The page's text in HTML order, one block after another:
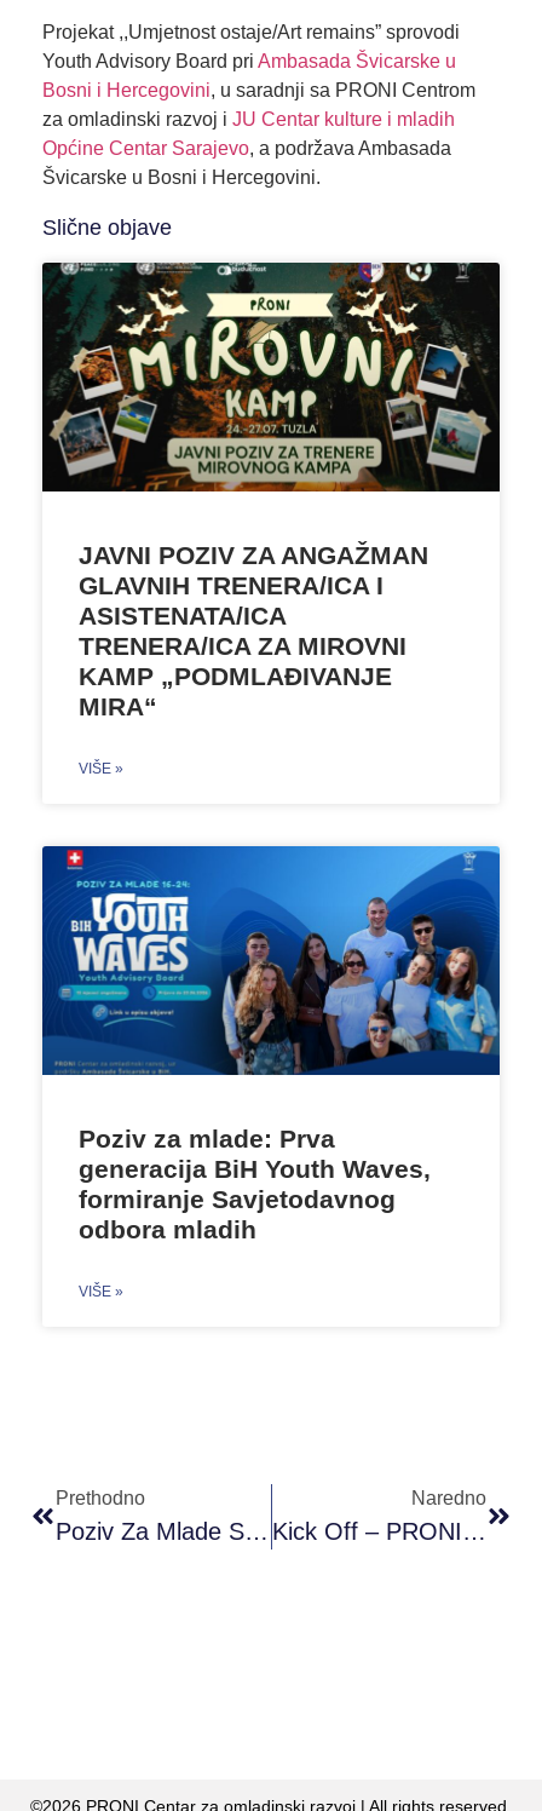
Projekat ,,Umjetnost ostaje/Art remains” sprovodi
Youth Advisory Board pri Ambasada Švicarske u
Bosni i Hercegovini, u saradnji sa PRONI Centrom
za omladinski razvoj i JU Centar kulture i mladih
Općine Centar Sarajevo, a podržava Ambasada
Švicarske u Bosni i Hercegovini.
Slične objave
JAVNI POZIV ZA ANGAŽMAN
GLAVNIH TRENERA/ICA I
ASISTENATA/ICA
TRENERA/ICA ZA MIROVNI
KAMP „PODMLAĐIVANJE
MIRA“
VIŠE »
Poziv za mlade: Prva
generacija BiH Youth Waves,
formiranje Savjetodavnog
odbora mladih
VIŠE »
Prethodno
Poziv Za Mlade S Pala – Umjetnost Ostaje/Art Remains
Naredno
Kick Off – PRONI Počeo Realizaciju Projekta “H.E.R.O BIH – Helping To Educate Regarding Orientation In Bosnia And Herzegovina”
©2026 PRONI Centar za omladinski razvoj | All rights reserved.